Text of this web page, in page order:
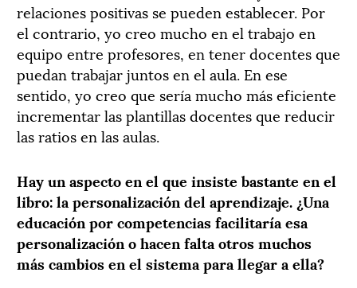
relaciones positivas se pueden establecer. Por
el contrario, yo creo mucho en el trabajo en
equipo entre profesores, en tener docentes que
puedan trabajar juntos en el aula. En ese
sentido, yo creo que sería mucho más eficiente
incrementar las plantillas docentes que reducir
las ratios en las aulas.
Hay un aspecto en el que insiste bastante en el
libro: la personalización del aprendizaje. ¿Una
educación por competencias facilitaría esa
personalización o hacen falta otros muchos
más cambios en el sistema para llegar a ella?